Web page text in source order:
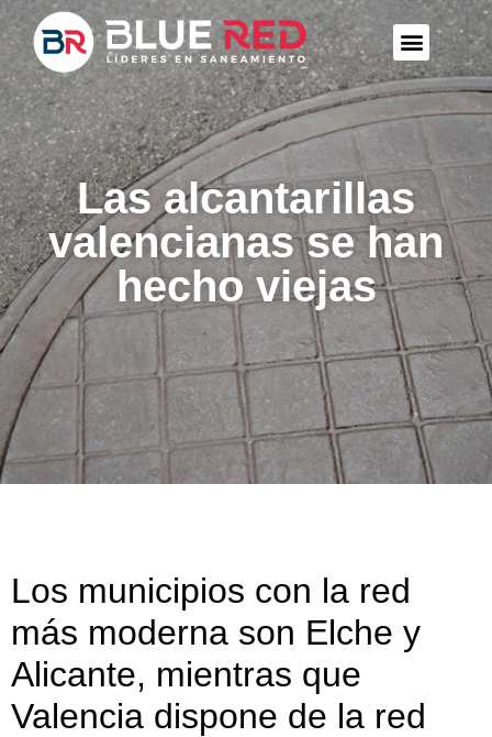
Las alcantarillas
valencianas se han
hecho viejas
Los municipios con la red
más moderna son Elche y
Alicante, mientras que
Valencia dispone de la red